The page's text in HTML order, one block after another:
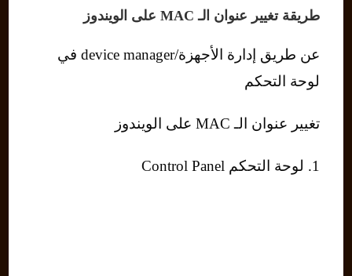
طريقة تغيير عنوان الـ MAC على الويندوز
عن طريق إدارة الأجهزة/device manager في
لوحة التحكم
تغيير عنوان الـ MAC على الويندوز
1. لوحة التحكم Control Panel